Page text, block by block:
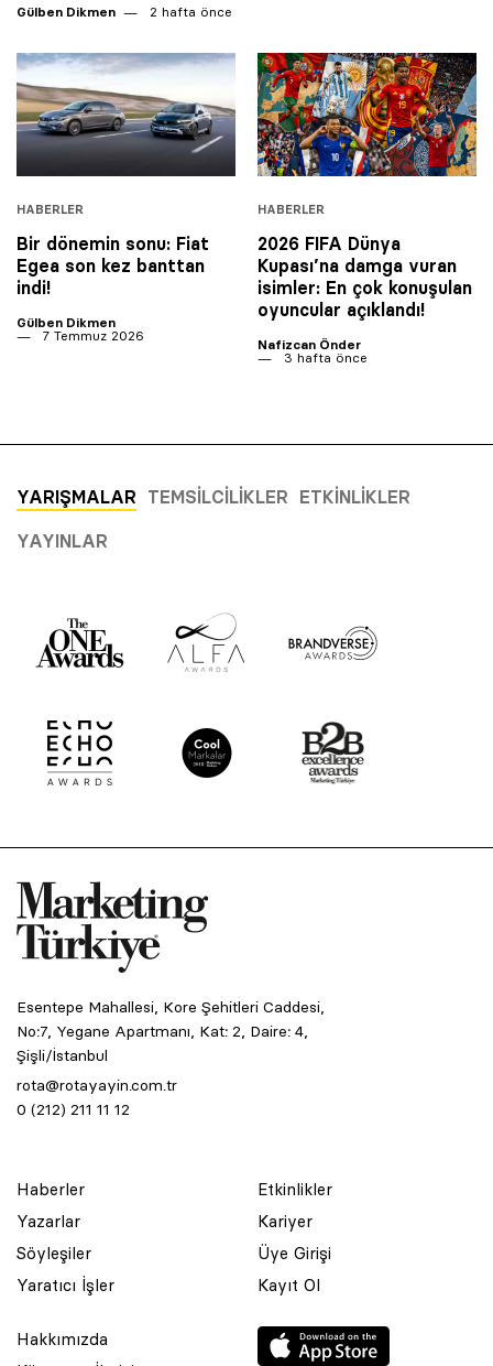
Gülben Dikmen 2 hafta önce
HABERLER
Bir dönemin sonu: Fiat
Egea son kez banttan
indi!
Gülben Dikmen
7 Temmuz 2026
HABERLER
2026 FIFA Dünya
Kupası’na damga vuran
isimler: En çok konuşulan
oyuncular açıklandı!
Nafizcan Önder
3 hafta önce
YARIŞMALAR TEMSILCILIKLER ETKINLIKLER
YAYINLAR
Esentepe Mahallesi, Kore Şehitleri Caddesi,
No:7, Yegane Apartmanı, Kat: 2, Daire: 4,
Şişli/İstanbul
rota@rotayayin.com.tr
0 (212) 211 11 12
Haberler
Yazarlar
Söyleşiler
Yaratıcı İşler
Etkinlikler
Kariyer
Üye Girişi
Kayıt Ol
Hakkımızda